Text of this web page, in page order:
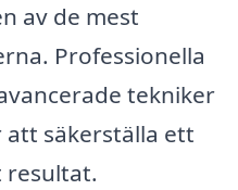
av de mest
Professionella
tekniker
säkerställa ett
resultat.